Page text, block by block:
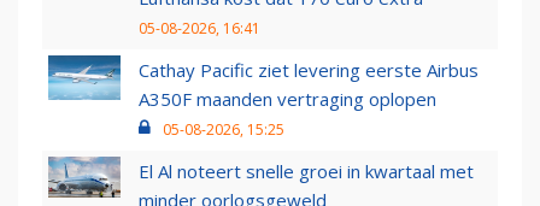
05-08-2026, 16:41
Cathay Pacific ziet levering eerste Airbus
A350F maanden vertraging oplopen
05-08-2026, 15:25
El Al noteert snelle groei in kwartaal met
minder oorlogsgeweld